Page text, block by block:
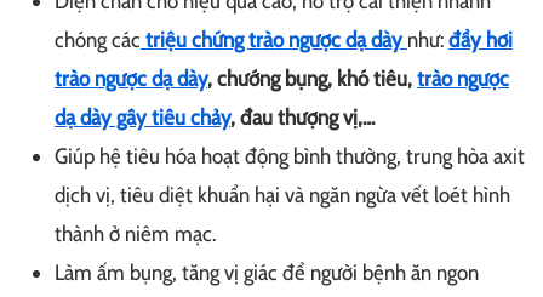
chóng các triệu chứng trào ngược dạ dàynhư:đầy hơi
trào ngược dạ dày, chướng bụng, khó tiêu,trào ngược
dạ dày gây tiêu chảy, đau thượng vị,…
Giúp hệ tiêu hóa hoạt động bình thường, trung hòa axit
dịch vị, tiêu diệt khuẩn hại và ngăn ngừa vết loét hình
thành ở niêm mạc.
Làm ấm bụng, tăng vị giác để người bệnh ăn ngon